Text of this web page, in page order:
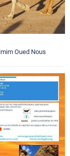
Oued Nous